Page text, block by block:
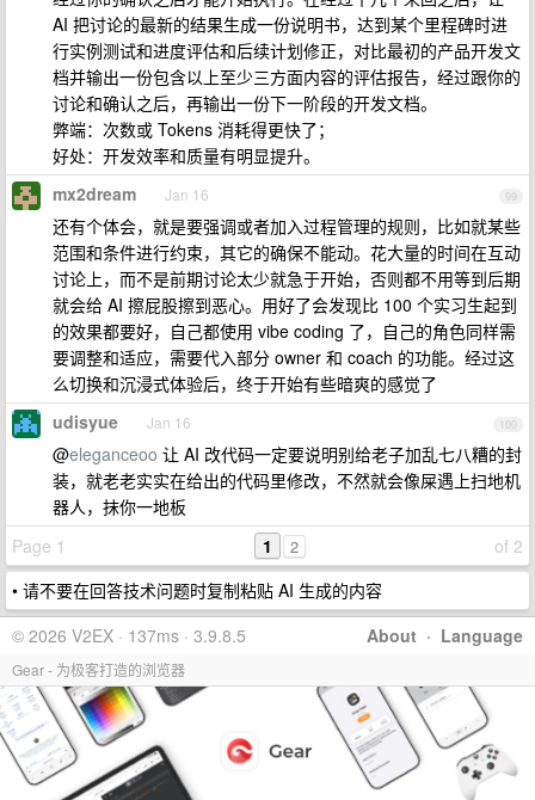
AI 把讨论的最新的结果生成一份说明书，达到某个里程碑时进
行实例测试和进度评估和后续计划修正，对比最初的产品开发文
档并输出一份包含以上至少三方面内容的评估报告，经过跟你的
讨论和确认之后，再输出一份下一阶段的开发文档。
弊端：次数或 Tokens 消耗得更快了；
好处：开发效率和质量有明显提升。
99
mx2dream Jan 16
还有个体会，就是要强调或者加入过程管理的规则，比如就某些
范围和条件进行约束，其它的确保不能动。花大量的时间在互动
讨论上，而不是前期讨论太少就急于开始，否则都不用等到后期
就会给 AI 擦屁股擦到恶心。用好了会发现比 100 个实习生起到
的效果都要好，自己都使用 vibe coding 了，自己的角色同样需
要调整和适应，需要代入部分 owner 和 coach 的功能。经过这
么切换和沉浸式体验后，终于开始有些暗爽的感觉了
100
udisyue Jan 16
@eleganceoo 让 AI 改代码一定要说明别给老子加乱七八糟的封
装，就老老实实在给出的代码里修改，不然就会像屎遇上扫地机
器人，抹你一地板
Page 1
of 2
1 2
• 请不要在回答技术问题时复制粘贴 AI 生成的内容
About · Language
© 2026 V2EX · 137ms · 3.9.8.5
Gear - 为极客打造的浏览器